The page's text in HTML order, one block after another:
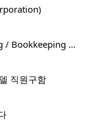
Young Ocean, Inc. 직원 모집 (Accounting / Bookkeeping 분야)
직원구함